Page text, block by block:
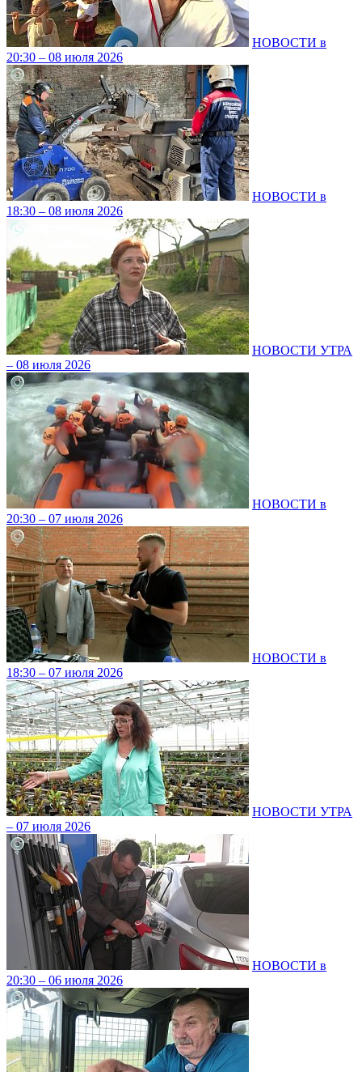
НОВОСТИ в
20:30 – 08 июля 2026
НОВОСТИ в
18:30 – 08 июля 2026
НОВОСТИ УТРА
– 08 июля 2026
НОВОСТИ в
20:30 – 07 июля 2026
НОВОСТИ в
18:30 – 07 июля 2026
НОВОСТИ УТРА
– 07 июля 2026
НОВОСТИ в
20:30 – 06 июля 2026